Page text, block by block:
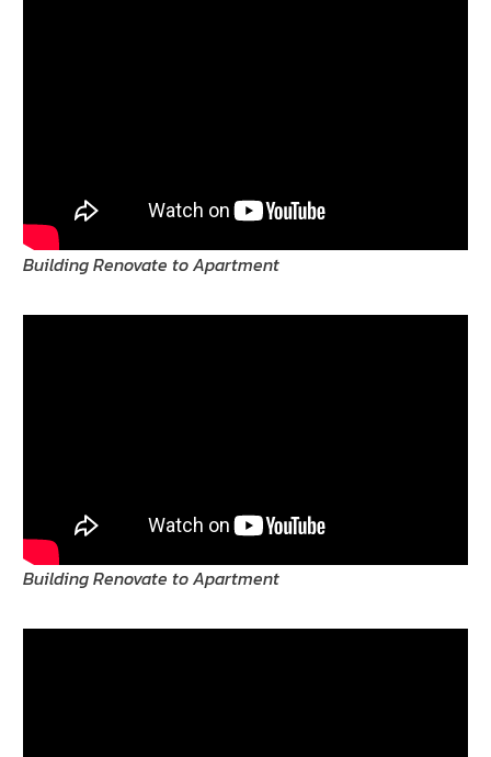
Building Renovate to Apartment
Building Renovate to Apartment